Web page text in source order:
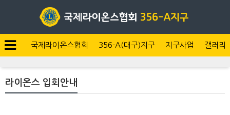
국제라이온스협회 356-A(대구)지구 지구사업 갤러리
라이온스 입회안내